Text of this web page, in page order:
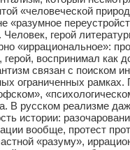
«человеческой
«разумное
Человек, герой
«иррациональное»:
герой, воспринимал как
связан с поиском
ограниченных рамках.
В русском реализме
истории:
вообще, протест
«разуму»,